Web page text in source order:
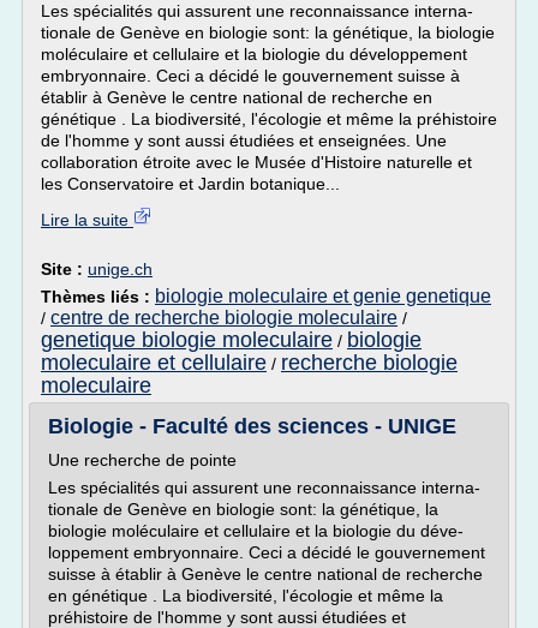
Les spécialités qui assurent une reconnaissance interna­
tionale de Genève en biologie sont: la génétique, la biologie
moléculaire et cellulaire et la biologie du déve­loppement
embryonnaire. Ceci a décidé le gouverne­ment suisse à
établir à Genève le centre national de recherche en
génétique . La biodiver­sité, l'écologie et même la préhistoire
de l'homme y sont aussi étudiées et enseignées. Une
collaboration étroite avec le Musée d'Histoire naturelle et
les Conservatoire et Jardin botanique...
Lire la suite
Site : unige.ch
Thèmes liés : biologie moleculaire et genie genetique
/ centre de recherche biologie moleculaire /
genetique biologie moleculaire / biologie
moleculaire et cellulaire / recherche biologie
moleculaire
Biologie - Faculté des sciences - UNIGE
Une recherche de pointe
Les spécialités qui assurent une reconnaissance interna­
tionale de Genève en biologie sont: la génétique, la
biologie moléculaire et cellulaire et la biologie du déve­
loppement embryonnaire. Ceci a décidé le gouverne­ment
suisse à établir à Genève le centre national de recherche
en génétique . La biodiver­sité, l'écologie et même la
préhistoire de l'homme y sont aussi étudiées et